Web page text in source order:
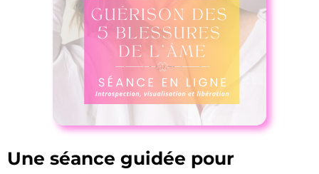
Une séance guidée pour